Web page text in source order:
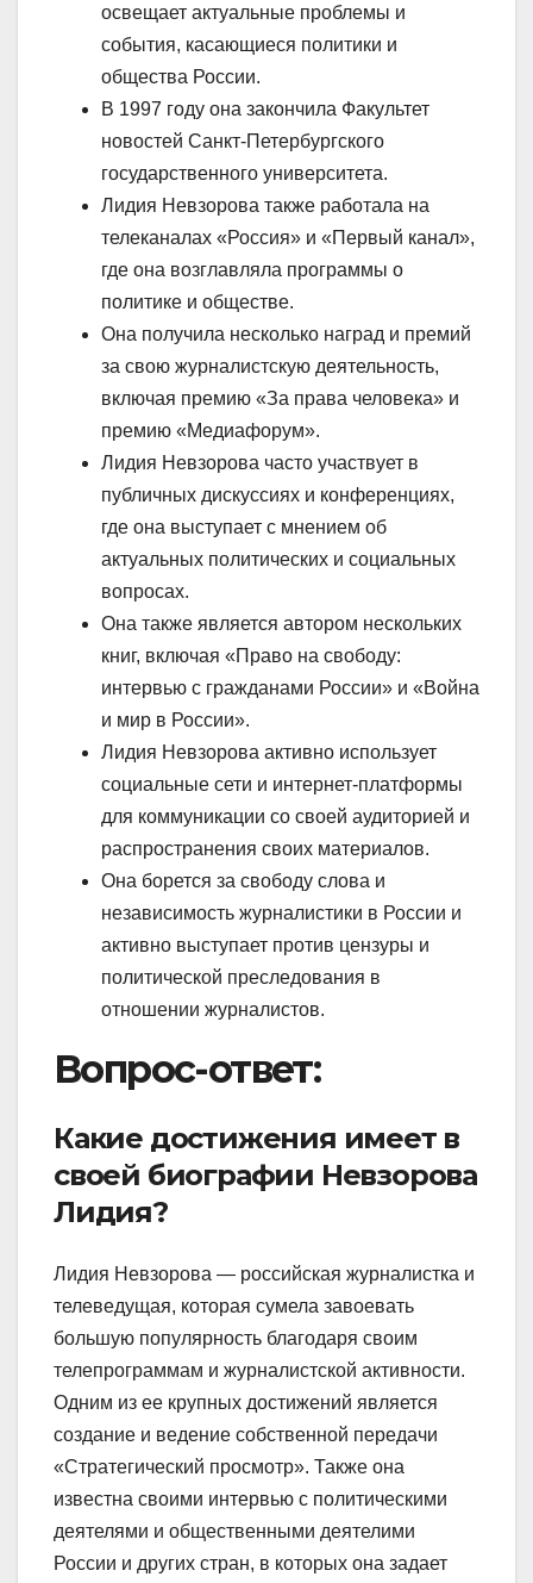
освещает актуальные проблемы и
события, касающиеся политики и
общества России.
В 1997 году она закончила Факультет
новостей Санкт-Петербургского
государственного университета.
Лидия Невзорова также работала на
телеканалах «Россия» и «Первый канал»,
где она возглавляла программы о
политике и обществе.
Она получила несколько наград и премий
за свою журналистскую деятельность,
включая премию «За права человека» и
премию «Медиафорум».
Лидия Невзорова часто участвует в
публичных дискуссиях и конференциях,
где она выступает с мнением об
актуальных политических и социальных
вопросах.
Она также является автором нескольких
книг, включая «Право на свободу:
интервью с гражданами России» и «Война
и мир в России».
Лидия Невзорова активно использует
социальные сети и интернет-платформы
для коммуникации со своей аудиторией и
распространения своих материалов.
Она борется за свободу слова и
независимость журналистики в России и
активно выступает против цензуры и
политической преследования в
отношении журналистов.
Вопрос-ответ:
Какие достижения имеет в
своей биографии Невзорова
Лидия?
Лидия Невзорова — российская журналистка и
телеведущая, которая сумела завоевать
большую популярность благодаря своим
телепрограммам и журналистской активности.
Одним из ее крупных достижений является
создание и ведение собственной передачи
«Стратегический просмотр». Также она
известна своими интервью с политическими
деятелями и общественными деятелими
России и других стран, в которых она задает